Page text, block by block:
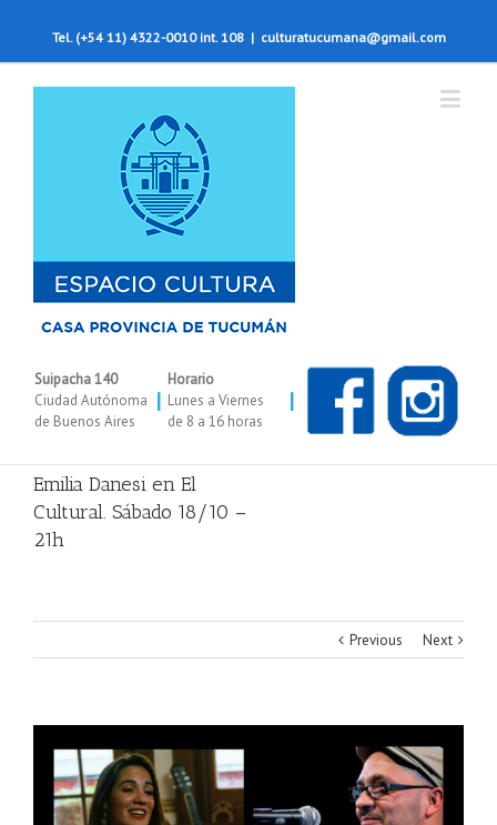
Tel. (+54 11) 4322-0010 int. 108 | culturatucumana@gmail.com
Suipacha 140
Ciudad Autónoma
de Buenos Aires
|
Horario
Lunes a Viernes
de 8 a 16 horas
|
Emilia Danesi en El
Cultural. Sábado 18/10 –
21h
Previous Next
Larger
Image